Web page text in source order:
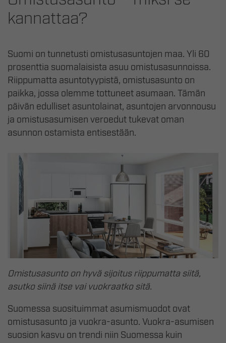
kannattaa?
Suomi on tunnetusti omistusasuntojen maa. Yli 60
prosenttia suomalaisista asuu omistusasunnoissa.
Riippumatta asuntotyypistä, omistusasunto on
paikka, jossa olemme tottuneet asumaan. Tämän
päivän edulliset asuntolainat, asuntojen arvonnousu
ja omistusasumisen veroedut tukevat oman
asunnon ostamista entisestään.
Omistusasunto on hyvä sijoitus riippumatta siitä,
asutko siinä itse vai vuokraatko sitä.
Suomessa suosituimmat asumismuodot ovat
omistusasunto ja vuokra-asunto. Vuokra-asumisen
suosion kasvu on trendi niin Suomessa kuin